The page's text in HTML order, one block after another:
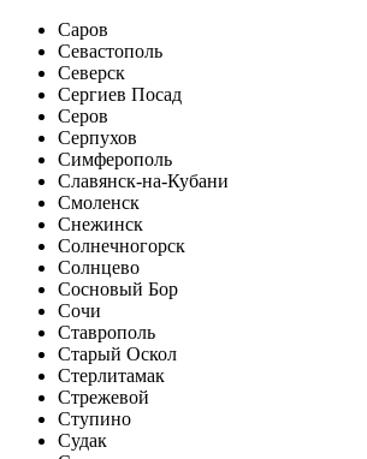
Саров
Севастополь
Северск
Сергиев Посад
Серов
Серпухов
Симферополь
Славянск-на-Кубани
Смоленск
Снежинск
Солнечногорск
Солнцево
Сосновый Бор
Сочи
Ставрополь
Старый Оскол
Стерлитамак
Стрежевой
Ступино
Судак